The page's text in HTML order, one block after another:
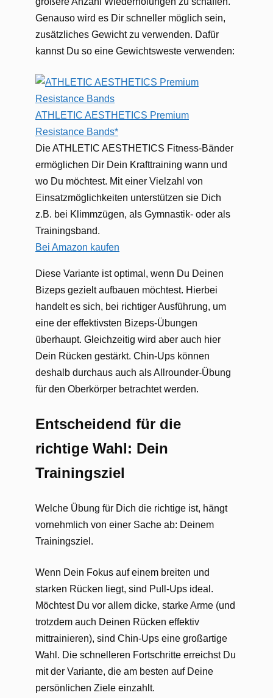
Genauso wird es Dir schneller möglich sein,
zusätzliches Gewicht zu verwenden. Dafür
kannst Du so eine Gewichtsweste verwenden:
ATHLETIC AESTHETICS Premium
Resistance Bands*
Die ATHLETIC AESTHETICS Fitness-Bänder
ermöglichen Dir Dein Krafttraining wann und
wo Du möchtest. Mit einer Vielzahl von
Einsatzmöglichkeiten unterstützen sie Dich
z.B. bei Klimmzügen, als Gymnastik- oder als
Trainingsband.
Bei Amazon kaufen
Diese Variante ist optimal, wenn Du Deinen
Bizeps gezielt aufbauen möchtest. Hierbei
handelt es sich, bei richtiger Ausführung, um
eine der effektivsten Bizeps-Übungen
überhaupt. Gleichzeitig wird aber auch hier
Dein Rücken gestärkt. Chin-Ups können
deshalb durchaus auch als Allrounder-Übung
für den Oberkörper betrachtet werden.
Entscheidend für die
richtige Wahl: Dein
Trainingsziel
Welche Übung für Dich die richtige ist, hängt
vornehmlich von einer Sache ab: Deinem
Trainingsziel.
Wenn Dein Fokus auf einem breiten und
starken Rücken liegt, sind Pull-Ups ideal.
Möchtest Du vor allem dicke, starke Arme (und
trotzdem auch Deinen Rücken effektiv
mittrainieren), sind Chin-Ups eine großartige
Wahl. Die schnelleren Fortschritte erreichst Du
mit der Variante, die am besten auf Deine
persönlichen Ziele einzahlt.